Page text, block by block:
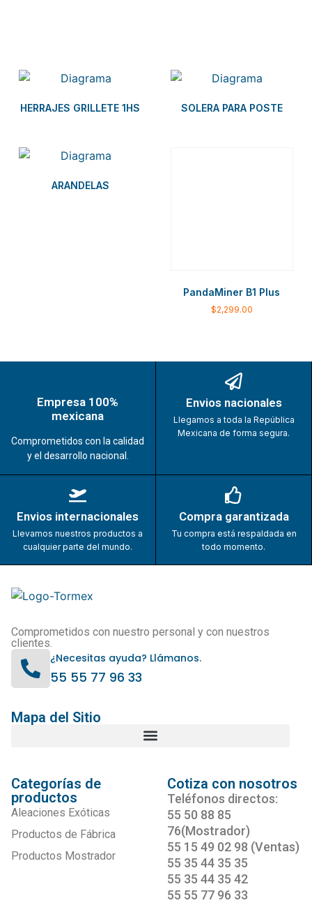
HERRAJES GRILLETE 1HS SOLERA PARA POSTE
ARANDELAS
Envios nacionales
Llegamos a toda la República
Envios internacionales
cualquier parte del mundo.
Compra garantizada
Tu compra está respaldada en
Comprometidos con nuestro personal y con nuestros
clientes.
¿Necesitas ayuda? Llámanos.
Categorías de
productos
Productos de Fábrica
55 55 77 96 33
Déjanos tu email y
nos contactaremos Contacto
Correo